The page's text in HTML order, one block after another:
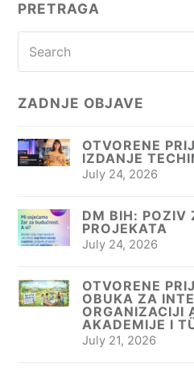
PRETRAGA
ZADNJE OBJAVE
OTVORENE
IZDANJE
July 24, 2026
DM BIH: POZIV
PROJEKATA
July 24, 2026
OTVORENE
OBUKA ZA
ORGANIZACIJI
AKADEMIJE I
July 21, 2026